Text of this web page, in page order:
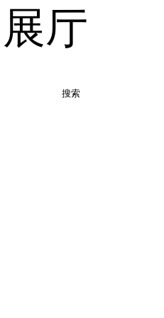
厅
搜索